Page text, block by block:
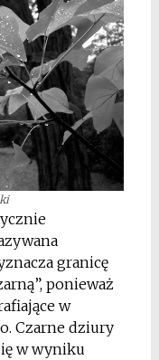
granicę
ponieważ
w
Czarne dziury
w wyniku